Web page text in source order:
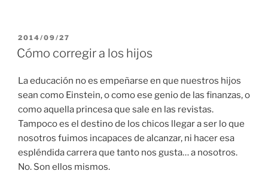
PUBLICADO
EL
2014/09/27
Cómo corregir a los hijos
La educación no es empeñarse en que nuestros hijos
sean como Einstein, o como ese genio de las finanzas, o
como aquella princesa que sale en las revistas.
Tampoco es el destino de los chicos llegar a ser lo que
nosotros fuimos incapaces de alcanzar, ni hacer esa
espléndida carrera que tanto nos gusta… a nosotros.
No. Son ellos mismos.